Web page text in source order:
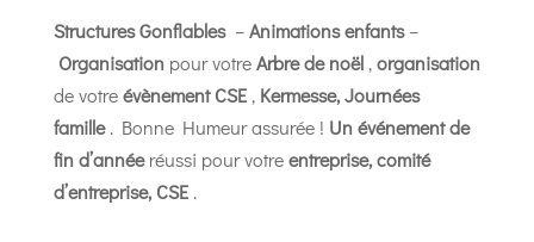
Structures Gonflables –Animations enfants–
Organisation pour votreArbre de noël,organisation
de votreévènement CSE, Kermesse, Journées
famille. Bonne Humeur assurée ! Un événement de
fin d’annéeréussi pour votreentreprise, comité
d’entreprise, CSE.